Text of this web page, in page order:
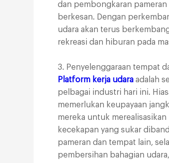
dan pembongkaran
berkesan. Dengan
udara akan terus
rekreasi dan hiburan pada
3. Penyelenggaraan tempat
Platform kerja udara adalah
pelbagai industri hari ini.
memerlukan keupayaan
mereka untuk
kecekapan yang sukar
pameran dan tempat lain,
pembersihan bahagian